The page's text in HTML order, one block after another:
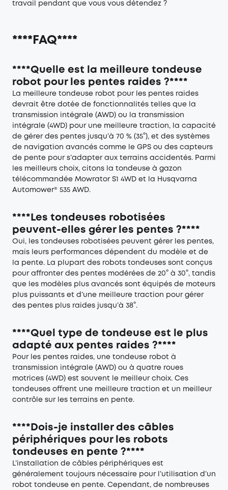
travail pendant que vous vous détendez ?
****FAQ****
****Quelle est la meilleure tondeuse
robot pour les pentes raides ?****
La meilleure tondeuse robot pour les pentes raides
devrait être dotée de fonctionnalités telles que la
transmission intégrale (AWD) ou la transmission
intégrale (4WD) pour une meilleure traction, la capacité
de gérer des pentes jusqu’à 70 % (35°), et des systèmes
de navigation avancés comme le GPS ou des capteurs
de pente pour s’adapter aux terrains accidentés. Parmi
les meilleurs choix, citons la tondeuse à gazon
télécommandée Mowrator S1 4WD et la Husqvarna
Automower® 535 AWD.
****Les tondeuses robotisées
peuvent-elles gérer les pentes ?****
Oui, les tondeuses robotisées peuvent gérer les pentes,
mais leurs performances dépendent du modèle et de
la pente. La plupart des robots tondeuses sont conçus
pour affronter des pentes modérées de 20° à 30°, tandis
que les modèles plus avancés sont équipés de moteurs
plus puissants et d’une meilleure traction pour gérer
des pentes plus raides jusqu’à 38°.
****Quel type de tondeuse est le plus
adapté aux pentes raides ?****
Pour les pentes raides, une tondeuse robot à
transmission intégrale (AWD) ou à quatre roues
motrices (4WD) est souvent le meilleur choix. Ces
tondeuses offrent une meilleure traction et un meilleur
contrôle sur les terrains en pente.
****Dois-je installer des câbles
périphériques pour les robots
tondeuses en pente ?****
L’installation de câbles périphériques est
généralement toujours nécessaire pour l’utilisation d’un
robot tondeuse en pente. Cependant, de nombreuses